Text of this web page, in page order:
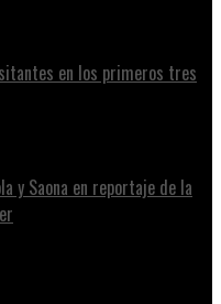
en los primeros tres
y Saona en reportaje de la